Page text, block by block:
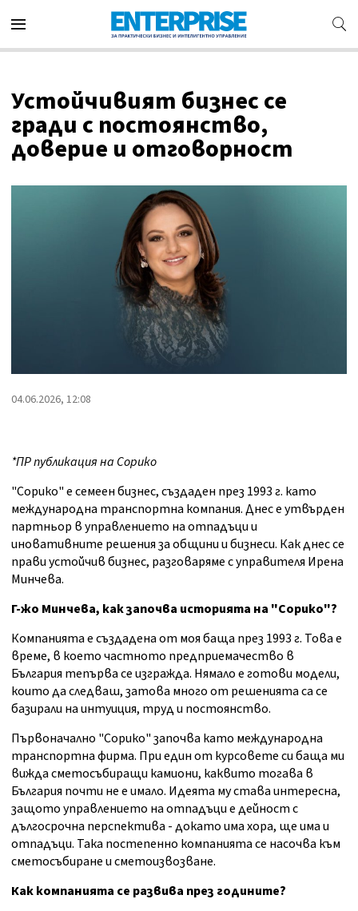
Устойчивият бизнес се
гради с постоянство,
доверие и отговорност
04.06.2026, 12:08
*ПP публикация на Сорико
"Сорико" е семеен бизнес, създаден през 1993 г. като
международна транспортна компания. Днес е утвърден
партньор в управлението на отпадъци и
иновативните решения за общини и бизнеси. Как днес се
прави устойчив бизнес, разговаряме с управителя Ирена
Минчева.
Г-жо Минчева, как започва историята на "Сорико"?
Компанията е създадена от моя баща през 1993 г. Това е
време, в което частното предприемачество в
България тепърва се изгражда. Нямало е готови модели,
които да следваш, затова много от решенията са се
базирали на интуиция, труд и постоянство.
Първоначално "Сорико" започва като международна
транспортна фирма. При един от курсовете си баща ми
вижда сметосъбиращи камиони, каквито тогава в
България почти не е имало. Идеята му става интересна,
защото управлението на отпадъци е дейност с
дългосрочна перспектива - докато има хора, ще има и
отпадъци. Така постепенно компанията се насочва към
сметосъбиране и сметоизвозване.
Как компанията се развива през годините?